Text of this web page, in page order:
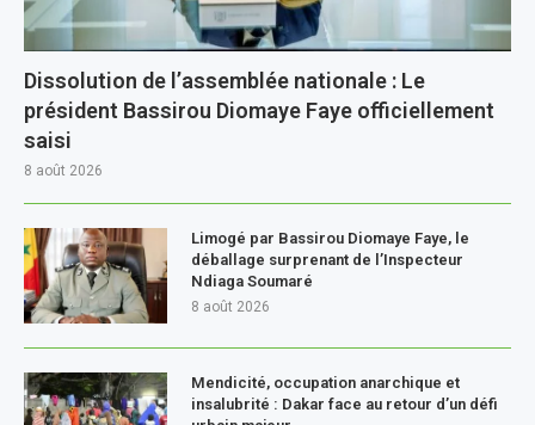
Dissolution de l’assemblée nationale : Le
président Bassirou Diomaye Faye officiellement
saisi
8 août 2026
Limogé par Bassirou Diomaye Faye, le
déballage surprenant de l’Inspecteur
Ndiaga Soumaré
8 août 2026
Mendicité, occupation anarchique et
insalubrité : Dakar face au retour d’un défi